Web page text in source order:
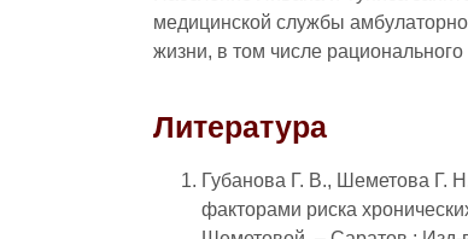
медицинской службы
жизни, в том числе рационального
Литература
Губанова Г. В., Шеметова Г.
факторами риска